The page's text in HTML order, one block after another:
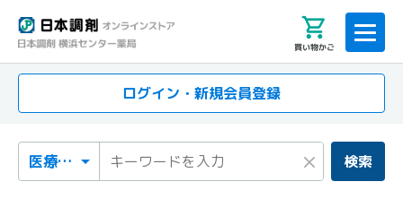
買い物かご
ログイン・新規会員登録
検索カテゴリ
検索キーワード × 検索